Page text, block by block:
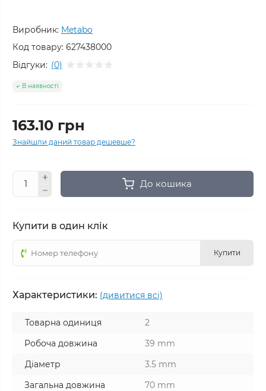
Виробник: Metabo
Код товару: 627438000
Відгуки: (0)
В наявності
163.10 грн
Знайшли даний товар дешевше?
До кошика
Купити в один клік
Купити
Характеристики: (дивитися всі)
Товарна одиниця
2
Робоча довжина
39 mm
Діаметр
3.5 mm
Загальна довжина
70 mm